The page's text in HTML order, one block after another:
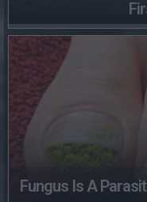
Fungus Is A